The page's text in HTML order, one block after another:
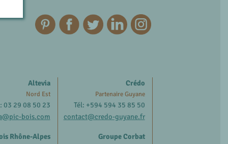
Altevia
Nord Est
03 29 08 50 23
bois.com
Rhône-Alpes
Crédo
Partenaire Guyane
Tél: +594 594 35 85 50
contact@credo-guyane.fr
Groupe Corbat